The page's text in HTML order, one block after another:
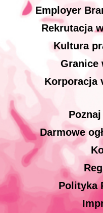
Employer
Rekrutacja
Kultura
Granice
Korporacja
Darmowe
Polityka